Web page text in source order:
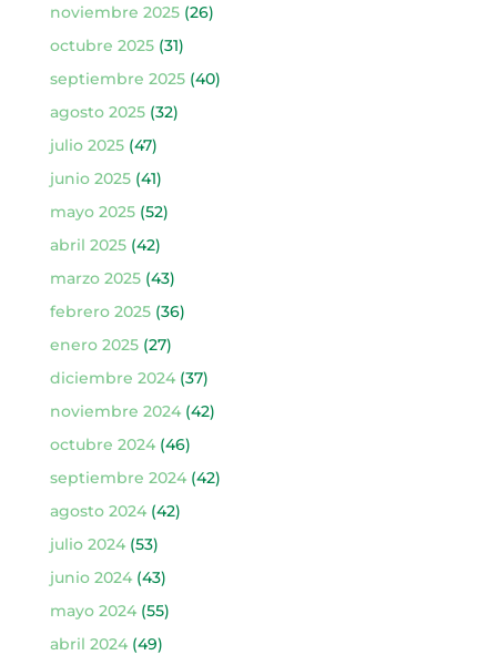
noviembre 2025(26)
octubre 2025(31)
septiembre 2025(40)
agosto 2025(32)
julio 2025(47)
junio 2025(41)
mayo 2025(52)
abril 2025(42)
marzo 2025(43)
febrero 2025(36)
enero 2025(27)
diciembre 2024(37)
noviembre 2024(42)
octubre 2024(46)
septiembre 2024(42)
agosto 2024(42)
julio 2024(53)
junio 2024(43)
mayo 2024(55)
abril 2024(49)